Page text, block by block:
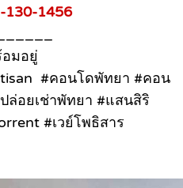
130-1456
มอยู่
#คอนโดพัทยา #คอน
อยเช่าพัทยา #แสนสิริ
#เวย์โพธิสาร